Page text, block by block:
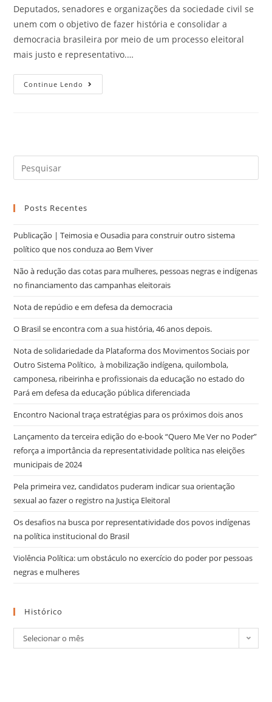
Deputados, senadores e organizações da sociedade civil se
unem com o objetivo de fazer história e consolidar a
democracia brasileira por meio de um processo eleitoral
mais justo e representativo.…
Continue Lendo
Posts Recentes
Publicação | Teimosia e Ousadia para construir outro sistema
político que nos conduza ao Bem Viver
Não à redução das cotas para mulheres, pessoas negras e indígenas
no financiamento das campanhas eleitorais
Nota de repúdio e em defesa da democracia
O Brasil se encontra com a sua história, 46 anos depois.
Nota de solidariedade da Plataforma dos Movimentos Sociais por
Outro Sistema Político, à mobilização indígena, quilombola,
camponesa, ribeirinha e profissionais da educação no estado do
Pará em defesa da educação pública diferenciada
Encontro Nacional traça estratégias para os próximos dois anos
Lançamento da terceira edição do e-book “Quero Me Ver no Poder”
reforça a importância da representatividade política nas eleições
municipais de 2024
Pela primeira vez, candidatos puderam indicar sua orientação
sexual ao fazer o registro na Justiça Eleitoral
Os desafios na busca por representatividade dos povos indígenas
na política institucional do Brasil
Violência Política: um obstáculo no exercício do poder por pessoas
negras e mulheres
Histórico
Selecionar o mês